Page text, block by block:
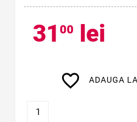
31 00 lei
favorite_border ADAUGA